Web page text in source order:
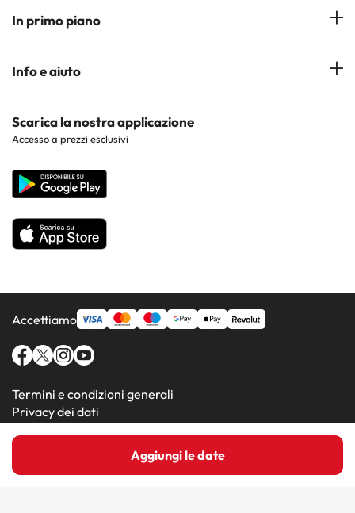
Aggiungi le date
Hotel a Maiorca
Costa del Sol
Costa Brava
Costa de la Luz
In primo piano
Hotel nelle città più popolari
Hotel nelle regioni più popolari
Tutti gli hotel
Info e aiuto
Contattaci
Sito corporate
Scarica la nostra applicazione
Accesso a prezzi esclusivi
Accettiamo
Termini e condizioni generali
Privacy dei dati
Amimir.com (C) 2016-2026 - Viajes Para Ti S.L.U